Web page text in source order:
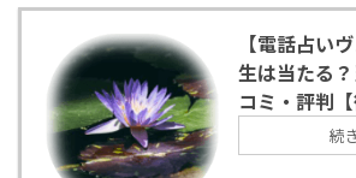
【電話占い
生は当たる
コミ・評判【
続